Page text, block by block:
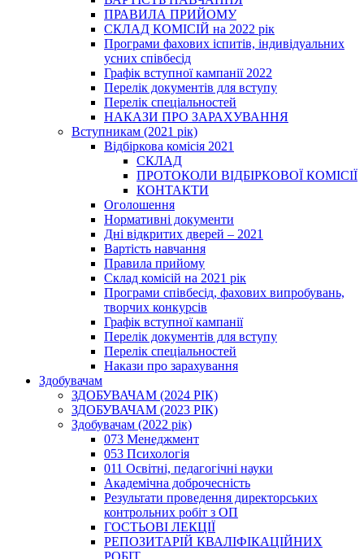
ПРАВИЛА ПРИЙОМУ
СКЛАД КОМІСІЙ на 2022 рік
Програми фахових іспитів, індивідуальних
усних співбесід
Графік вступної кампанії 2022
Перелік документів для вступу
Перелік спеціальностей
НАКАЗИ ПРО ЗАРАХУВАННЯ
Вступникам (2021 рік)
Відбіркова комісія 2021
СКЛАД
ПРОТОКОЛИ ВІДБІРКОВОЇ КОМІСІЇ
КОНТАКТИ
Оголошення
Нормативні документи
Дні відкритих дверей – 2021
Вартість навчання
Правила прийому
Склад комісій на 2021 рік
Програми співбесід, фахових випробувань,
творчих конкурсів
Графік вступної кампанії
Перелік документів для вступу
Перелік спеціальностей
Накази про зарахування
Здобувачам
ЗДОБУВАЧАМ (2024 РІК)
ЗДОБУВАЧАМ (2023 РІК)
Здобувачам (2022 рік)
073 Менеджмент
053 Психологія
011 Освітні, педагогічні науки
Академічна доброчесність
Результати проведення директорських
контрольних робіт з ОП
ГОСТЬОВІ ЛЕКЦІЇ
РЕПОЗИТАРІЙ КВАЛІФІКАЦІЙНИХ
РОБІТ